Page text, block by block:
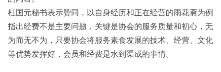
杜国元秘书表示赞同，以自身经历和正在经营的雨花斋为例
指出经费不是主要问题，关键是协会的服务质量和初心，无
为而无不为，只要协会将服务素食发展的技术、经营、文化
等优势发挥好，会员和经费是水到渠成的事情。